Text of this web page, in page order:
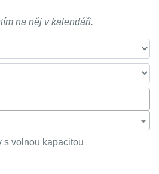
na něj v kalendáři.
s volnou kapacitou